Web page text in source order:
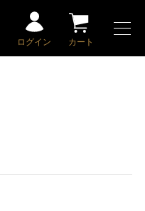
ログイン カート